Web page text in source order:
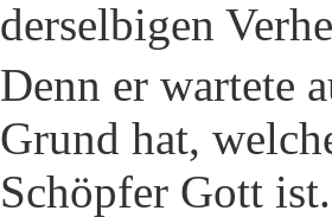
derselbigen
Denn er wartete
Grund hat,
Schöpfer Gott ist.